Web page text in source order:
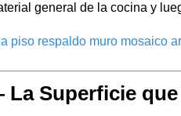
general de la cocina y
Superficie